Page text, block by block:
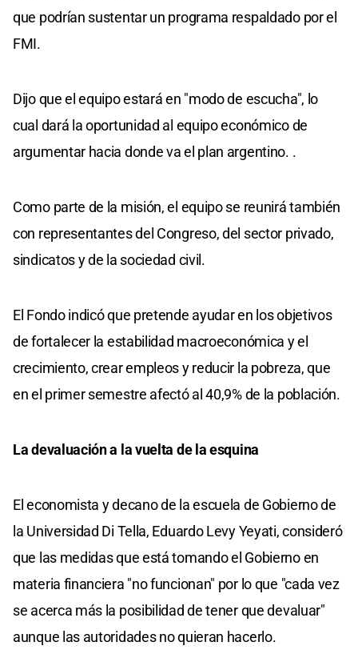
que podrían sustentar un programa respaldado por el
FMI.
Dijo que el equipo estará en "modo de escucha", lo
cual dará la oportunidad al equipo económico de
argumentar hacia donde va el plan argentino. .
Como parte de la misión, el equipo se reunirá también
con representantes del Congreso, del sector privado,
sindicatos y de la sociedad civil.
El Fondo indicó que pretende ayudar en los objetivos
de fortalecer la estabilidad macroeconómica y el
crecimiento, crear empleos y reducir la pobreza, que
en el primer semestre afectó al 40,9% de la población.
La devaluación a la vuelta de la esquina
El economista y decano de la escuela de Gobierno de
la Universidad Di Tella, Eduardo Levy Yeyati, consideró
que las medidas que está tomando el Gobierno en
materia financiera "no funcionan" por lo que "cada vez
se acerca más la posibilidad de tener que devaluar"
aunque las autoridades no quieran hacerlo.